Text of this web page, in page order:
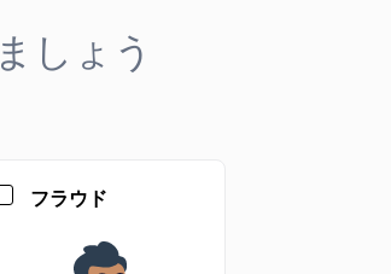
しょう
フラウド